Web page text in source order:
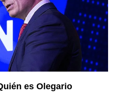
es Olegario